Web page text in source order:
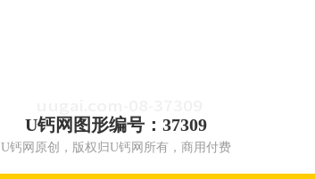
U钙网图形编号：37309
U钙网原创，版权归U钙网所有，商用付费